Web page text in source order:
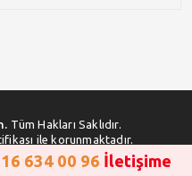
Tüm Hakları Saklıdır.
ile korunmaktadır.
634 00 96 İletişime